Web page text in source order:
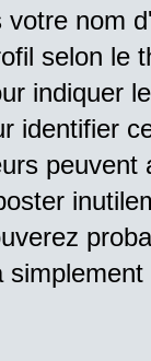
nom
selon le
indiquer
identifier